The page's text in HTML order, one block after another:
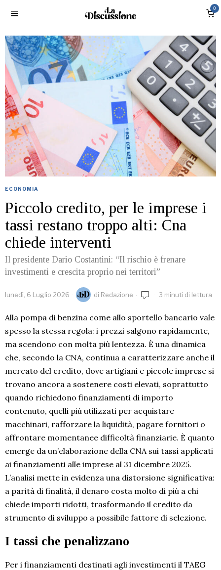
0
ECONOMIA
Piccolo credito, per le imprese i
tassi restano troppo alti: Cna
chiede interventi
Il presidente Dario Costantini: “Il rischio è frenare
investimenti e crescita proprio nei territori”
lunedì, 6 Luglio 2026 di Redazione 3 minuti di lettura
Alla pompa di benzina come allo sportello bancario vale
spesso la stessa regola: i prezzi salgono rapidamente,
ma scendono con molta più lentezza. È una dinamica
che, secondo la CNA, continua a caratterizzare anche il
mercato del credito, dove artigiani e piccole imprese si
trovano ancora a sostenere costi elevati, soprattutto
quando richiedono finanziamenti di importo
contenuto, quelli più utilizzati per acquistare
macchinari, rafforzare la liquidità, pagare fornitori o
affrontare momentanee difficoltà finanziarie. È quanto
emerge da un’elaborazione della CNA sui tassi applicati
ai finanziamenti alle imprese al 31 dicembre 2025.
L’analisi mette in evidenza una distorsione significativa:
a parità di finalità, il denaro costa molto di più a chi
chiede importi ridotti, trasformando il credito da
strumento di sviluppo a possibile fattore di selezione.
I tassi che penalizzano
Per i finanziamenti destinati agli investimenti il TAEG